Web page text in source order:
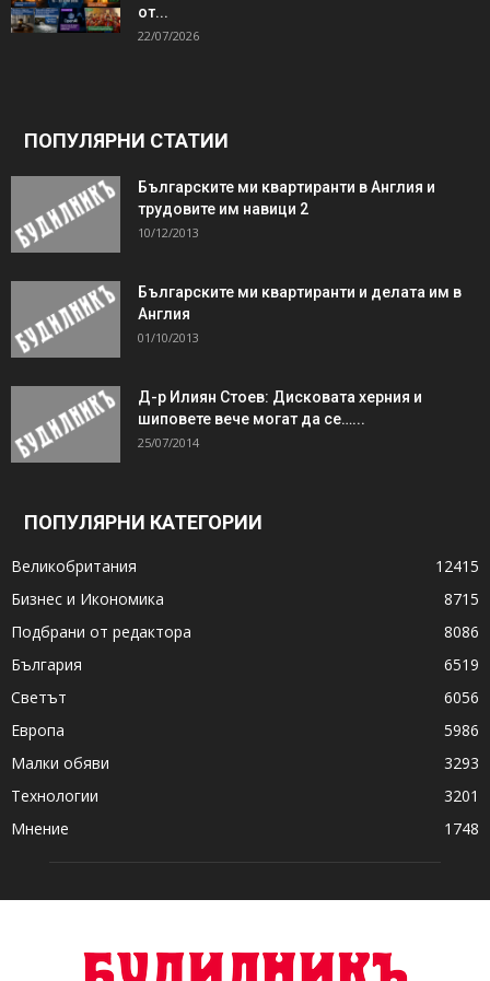
от...
22/07/2026
ПОПУЛЯРНИ СТАТИИ
Българските ми квартиранти в Англия и
трудовите им навици 2
10/12/2013
Българските ми квартиранти и делата им в
Англия
01/10/2013
Д-р Илиян Стоев: Дисковата херния и
шиповете вече могат да се…...
25/07/2014
ПОПУЛЯРНИ КАТЕГОРИИ
Великобритания
12415
Бизнес и Икономика
8715
Подбрани от редактора
8086
България
6519
Светът
6056
Европа
5986
Малки обяви
3293
Технологии
3201
Мнение
1748